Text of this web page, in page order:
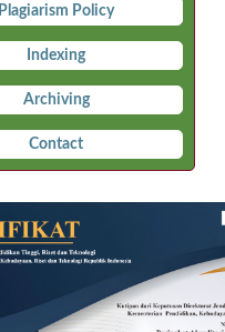
Plagiarism Policy
Indexing
Archiving
Contact